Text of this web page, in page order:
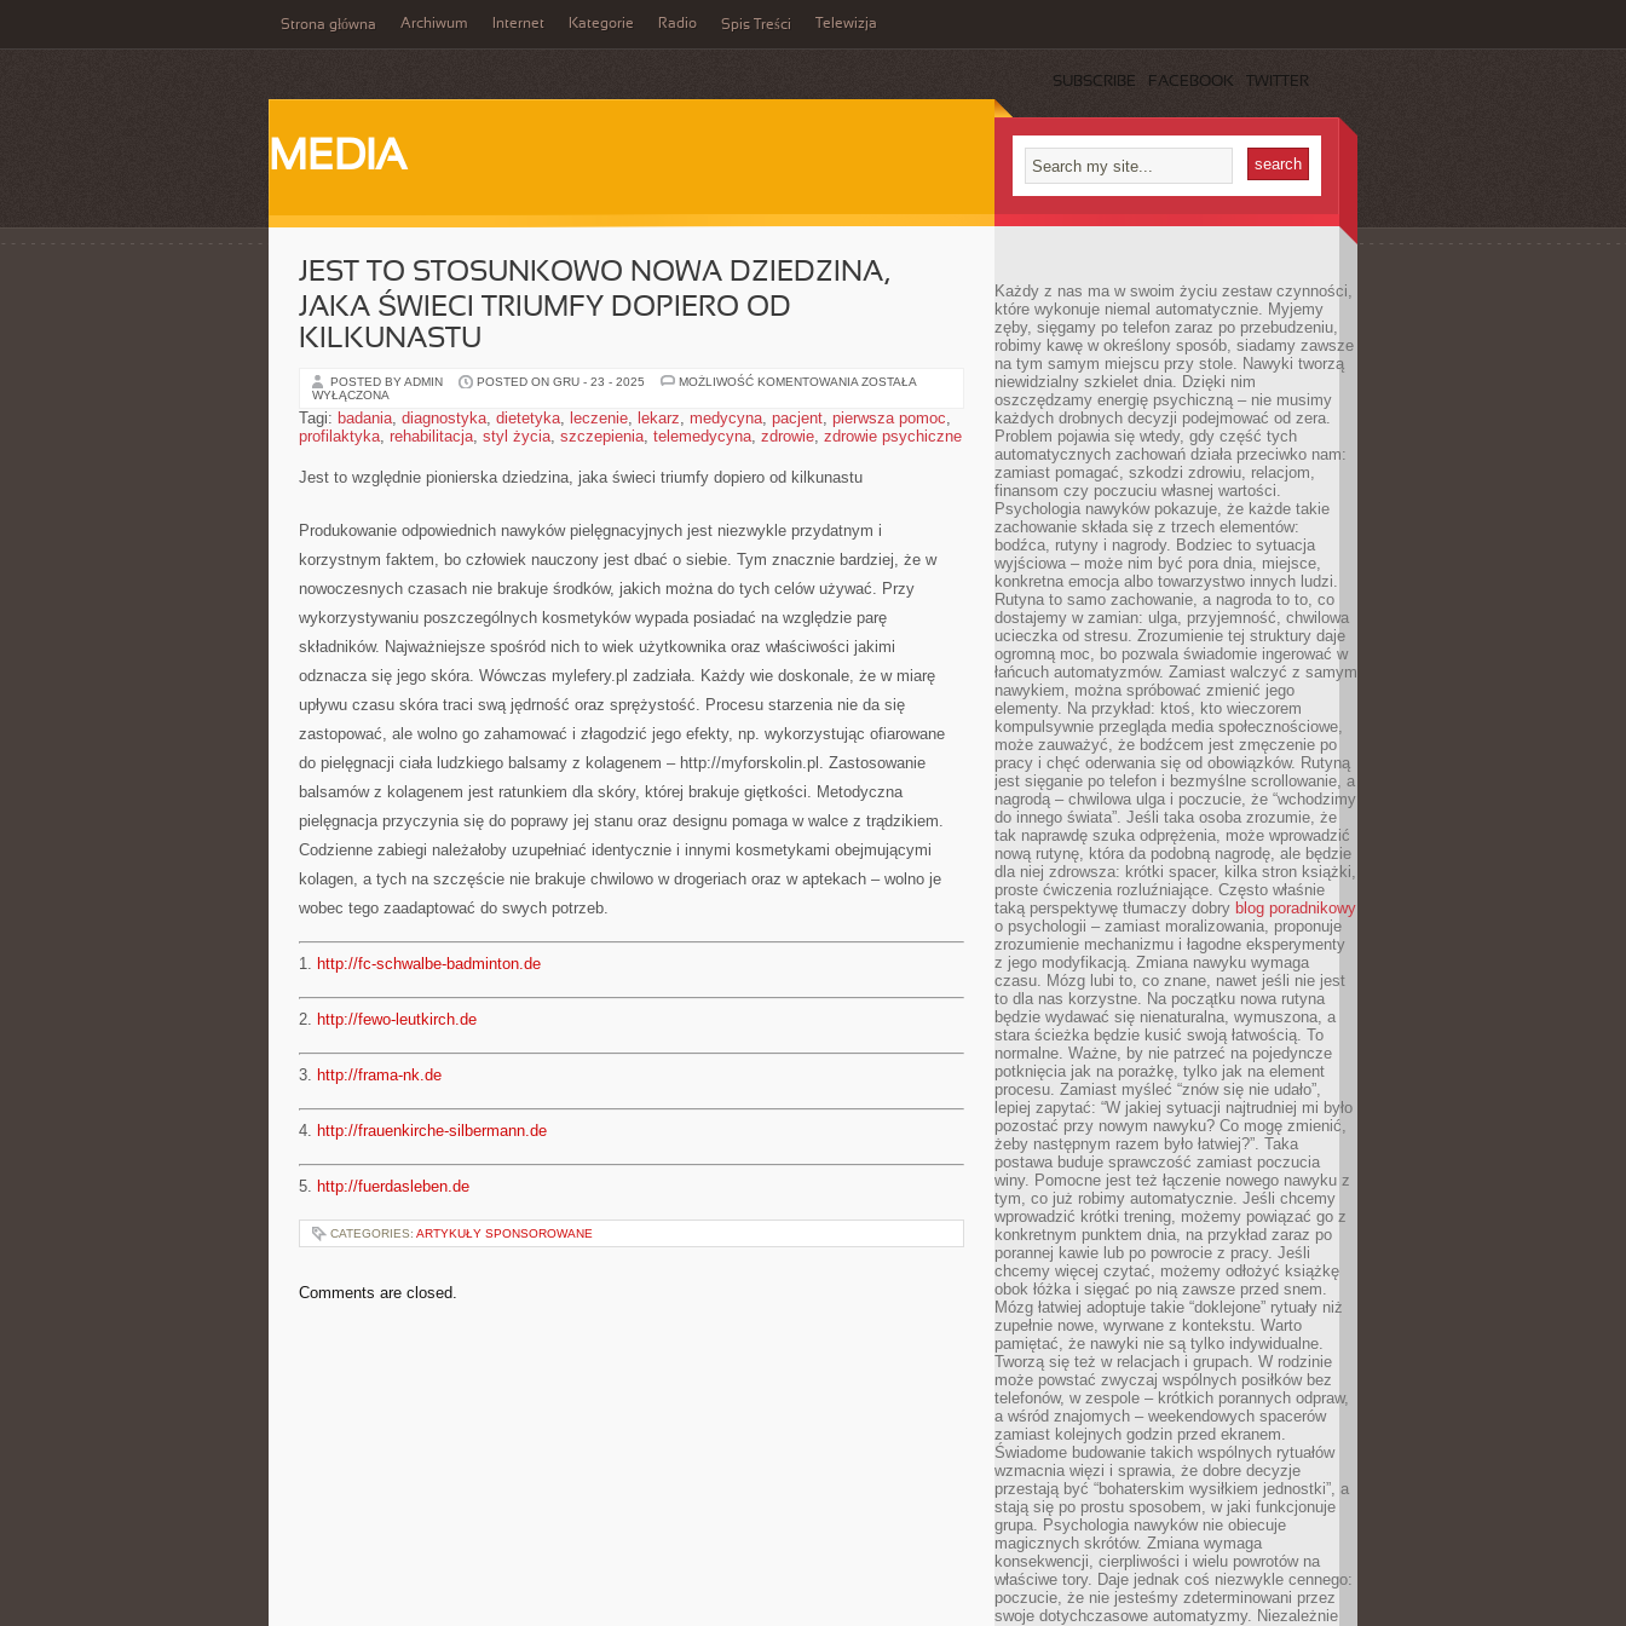
Strona główna Archiwum Internet Kategorie Radio Spis Treści Telewizja
SUBSCRIBE FACEBOOK TWITTER
MEDIA
JEST TO STOSUNKOWO NOWA DZIEDZINA,
JAKA ŚWIECI TRIUMFY DOPIERO OD
KILKUNASTU
POSTED BY ADMIN POSTED ON GRU - 23 - 2025 MOŻLIWOŚĆ KOMENTOWANIA JEST
NOWA
DZIEDZINA,
JAKA
TRIUMFY
DOPIERO
ZOSTAŁA
WYŁĄCZONA
Tagi: badania, diagnostyka, dietetyka, leczenie, lekarz, medycyna, pacjent, pierwsza pomoc,
profilaktyka, rehabilitacja, styl życia, szczepienia, telemedycyna, zdrowie, zdrowie psychiczne
Jest to względnie pionierska dziedzina, jaka świeci triumfy dopiero od kilkunastu
Produkowanie odpowiednich nawyków pielęgnacyjnych jest niezwykle przydatnym i
korzystnym faktem, bo człowiek nauczony jest dbać o siebie. Tym znacznie bardziej, że w
nowoczesnych czasach nie brakuje środków, jakich można do tych celów używać. Przy
wykorzystywaniu poszczególnych kosmetyków wypada posiadać na względzie parę
składników. Najważniejsze spośród nich to wiek użytkownika oraz właściwości jakimi
odznacza się jego skóra. Wówczas mylefery.pl zadziała. Każdy wie doskonale, że w miarę
upływu czasu skóra traci swą jędrność oraz sprężystość. Procesu starzenia nie da się
zastopować, ale wolno go zahamować i złagodzić jego efekty, np. wykorzystując ofiarowane
do pielęgnacji ciała ludzkiego balsamy z kolagenem – http://myforskolin.pl. Zastosowanie
balsamów z kolagenem jest ratunkiem dla skóry, której brakuje giętkości. Metodyczna
pielęgnacja przyczynia się do poprawy jej stanu oraz designu pomaga w walce z trądzikiem.
Codzienne zabiegi należałoby uzupełniać identycznie i innymi kosmetykami obejmującymi
kolagen, a tych na szczęście nie brakuje chwilowo w drogeriach oraz w aptekach – wolno je
wobec tego zaadaptować do swych potrzeb.
1. http://fc-schwalbe-badminton.de
2. http://fewo-leutkirch.de
3. http://frama-nk.de
4. http://frauenkirche-silbermann.de
5. http://fuerdasleben.de
CATEGORIES: ARTYKUŁY SPONSOROWANE
Comments are closed.
Każdy z nas ma w swoim życiu zestaw czynności,
które wykonuje niemal automatycznie. Myjemy
zęby, sięgamy po telefon zaraz po przebudzeniu,
robimy kawę w określony sposób, siadamy zawsze
na tym samym miejscu przy stole. Nawyki tworzą
niewidzialny szkielet dnia. Dzięki nim
oszczędzamy energię psychiczną – nie musimy
każdych drobnych decyzji podejmować od zera.
Problem pojawia się wtedy, gdy część tych
automatycznych zachowań działa przeciwko nam:
zamiast pomagać, szkodzi zdrowiu, relacjom,
finansom czy poczuciu własnej wartości.
Psychologia nawyków pokazuje, że każde takie
zachowanie składa się z trzech elementów:
bodźca, rutyny i nagrody. Bodziec to sytuacja
wyjściowa – może nim być pora dnia, miejsce,
konkretna emocja albo towarzystwo innych ludzi.
Rutyna to samo zachowanie, a nagroda to to, co
dostajemy w zamian: ulga, przyjemność, chwilowa
ucieczka od stresu. Zrozumienie tej struktury daje
ogromną moc, bo pozwala świadomie ingerować w
łańcuch automatyzmów. Zamiast walczyć z samym
nawykiem, można spróbować zmienić jego
elementy. Na przykład: ktoś, kto wieczorem
kompulsywnie przegląda media społecznościowe,
może zauważyć, że bodźcem jest zmęczenie po
pracy i chęć oderwania się od obowiązków. Rutyną
jest sięganie po telefon i bezmyślne scrollowanie, a
nagrodą – chwilowa ulga i poczucie, że “wchodzimy
do innego świata”. Jeśli taka osoba zrozumie, że
tak naprawdę szuka odprężenia, może wprowadzić
nową rutynę, która da podobną nagrodę, ale będzie
dla niej zdrowsza: krótki spacer, kilka stron książki,
proste ćwiczenia rozluźniające. Często właśnie
taką perspektywę tłumaczy dobry blog poradnikowy
o psychologii – zamiast moralizowania, proponuje
zrozumienie mechanizmu i łagodne eksperymenty
z jego modyfikacją. Zmiana nawyku wymaga
czasu. Mózg lubi to, co znane, nawet jeśli nie jest
to dla nas korzystne. Na początku nowa rutyna
będzie wydawać się nienaturalna, wymuszona, a
stara ścieżka będzie kusić swoją łatwością. To
normalne. Ważne, by nie patrzeć na pojedyncze
potknięcia jak na porażkę, tylko jak na element
procesu. Zamiast myśleć “znów się nie udało”,
lepiej zapytać: “W jakiej sytuacji najtrudniej mi było
pozostać przy nowym nawyku? Co mogę zmienić,
żeby następnym razem było łatwiej?”. Taka
postawa buduje sprawczość zamiast poczucia
winy. Pomocne jest też łączenie nowego nawyku z
tym, co już robimy automatycznie. Jeśli chcemy
wprowadzić krótki trening, możemy powiązać go z
konkretnym punktem dnia, na przykład zaraz po
porannej kawie lub po powrocie z pracy. Jeśli
chcemy więcej czytać, możemy odłożyć książkę
obok łóżka i sięgać po nią zawsze przed snem.
Mózg łatwiej adoptuje takie “doklejone” rytuały niż
zupełnie nowe, wyrwane z kontekstu. Warto
pamiętać, że nawyki nie są tylko indywidualne.
Tworzą się też w relacjach i grupach. W rodzinie
może powstać zwyczaj wspólnych posiłków bez
telefonów, w zespole – krótkich porannych odpraw,
a wśród znajomych – weekendowych spacerów
zamiast kolejnych godzin przed ekranem.
Świadome budowanie takich wspólnych rytuałów
wzmacnia więzi i sprawia, że dobre decyzje
przestają być “bohaterskim wysiłkiem jednostki”, a
stają się po prostu sposobem, w jaki funkcjonuje
grupa. Psychologia nawyków nie obiecuje
magicznych skrótów. Zmiana wymaga
konsekwencji, cierpliwości i wielu powrotów na
właściwe tory. Daje jednak coś niezwykle cennego:
poczucie, że nie jesteśmy zdeterminowani przez
swoje dotychczasowe automatyzmy. Niezależnie